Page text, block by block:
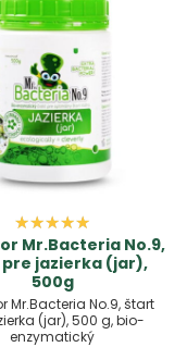
Mr.Bacteria No.9,
jazierka (jar),
500g
Mr.Bacteria No.9, štart
(jar), 500 g, bio-
enzymatický